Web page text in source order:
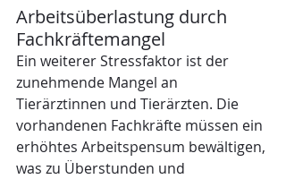
Arbeitsüberlastung durch
Fachkräftemangel
Ein weiterer Stressfaktor ist der
zunehmende Mangel an
Tierärztinnen und Tierärzten. Die
vorhandenen Fachkräfte müssen ein
erhöhtes Arbeitspensum bewältigen,
was zu Überstunden und